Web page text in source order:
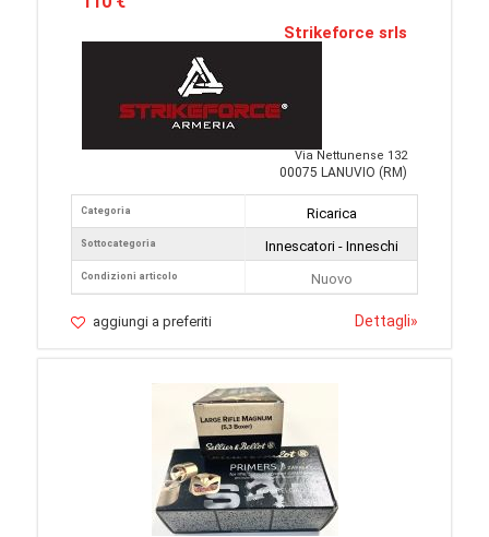
Strikeforce srls
Via Nettunense 132
00075 LANUVIO (RM)
Categoria
Sottocategoria
Condizioni articolo
Ricarica
Innescatori - Inneschi
Nuovo
aggiungi a preferiti Dettagli»